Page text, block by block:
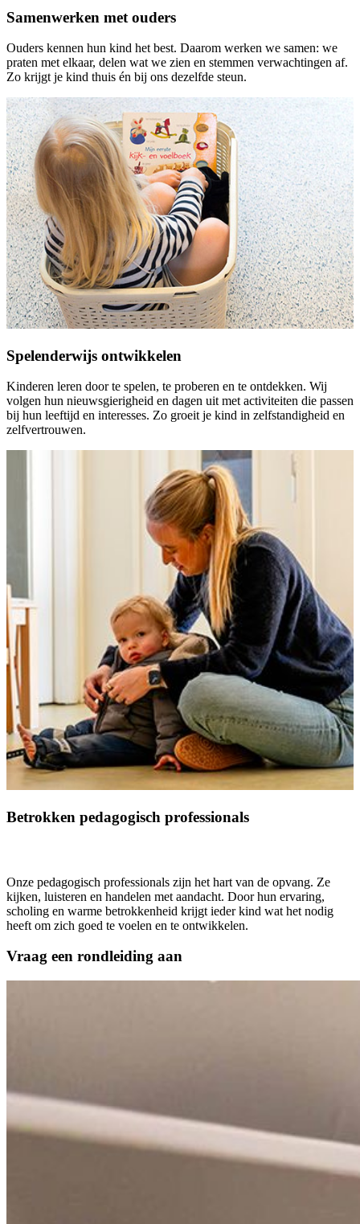
Samenwerken met ouders
Ouders kennen hun kind het best. Daarom werken we samen: we
praten met elkaar, delen wat we zien en stemmen verwachtingen af.
Zo krijgt je kind thuis én bij ons dezelfde steun.
Spelenderwijs ontwikkelen
Kinderen leren door te spelen, te proberen en te ontdekken. Wij
volgen hun nieuwsgierigheid en dagen uit met activiteiten die passen
bij hun leeftijd en interesses. Zo groeit je kind in zelfstandigheid en
zelfvertrouwen.
Betrokken pedagogisch professionals
Onze pedagogisch professionals zijn het hart van de opvang. Ze
kijken, luisteren en handelen met aandacht. Door hun ervaring,
scholing en warme betrokkenheid krijgt ieder kind wat het nodig
heeft om zich goed te voelen en te ontwikkelen.
Vraag een rondleiding aan